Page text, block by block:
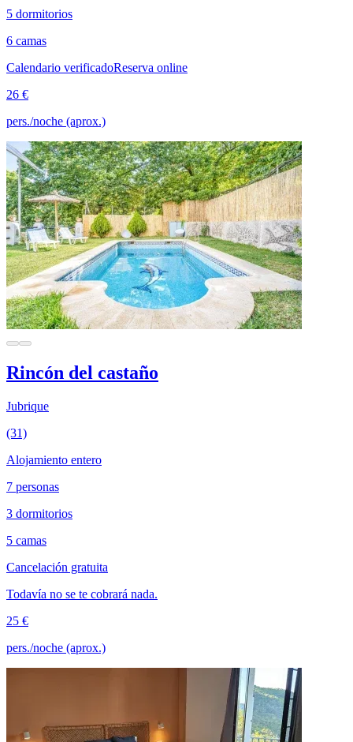
5 dormitorios
6 camas
Calendario verificadoReserva online
26 €
pers./noche (aprox.)
Rincón del castaño
Jubrique
(31)
Alojamiento entero
7 personas
3 dormitorios
5 camas
Cancelación gratuita
Todavía no se te cobrará nada.
25 €
pers./noche (aprox.)